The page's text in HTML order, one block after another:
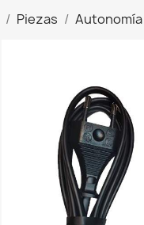
Piezas